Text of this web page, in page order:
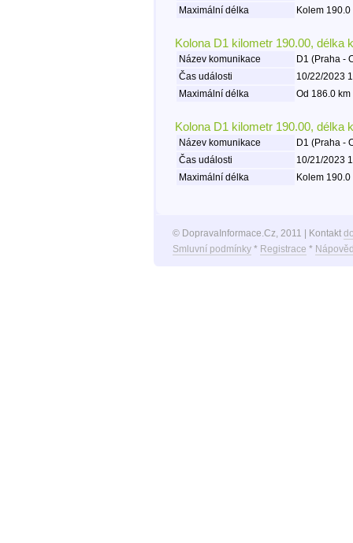
Maximální délka
Kolem
Kolona D1 kilometr 190.00, délka
Název komunikace
D1 (Praha -
Čas události
10/22/2023
Maximální délka
Od 186.0
Kolona D1 kilometr 190.00, délka
Název komunikace
D1 (Praha -
Čas události
10/21/2023
Maximální délka
Kolem
© DopravaInformace.Cz, 2011 | Kontakt
Smluvní podmínky* Registrace *